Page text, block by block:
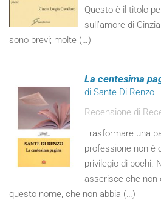
Questo è il titolo
sull’amore di
sono brevi; molte (…)
La centesima
di Sante Di Renzo
Recensione di
Trasformare una
professione non è
privilegio di pochi.
asserisce che non
questo nome, che non abbia (…)